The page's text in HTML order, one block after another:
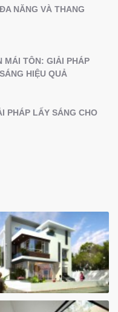
NĂNG VÀ THANG
MÁI TÔN: GIẢI PHÁP
HIỆU QUẢ
PHÁP LẤY SÁNG CHO